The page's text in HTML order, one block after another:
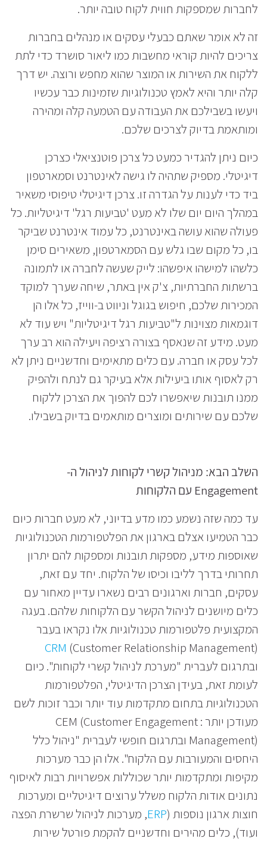
לחברות שמספקות חווית לקוח טובה יותר.
זה לא אומר שאתם כבעלי עסקים או מנהלים בחברות
צריכים להיות קוראי מחשבות כמו ליאור סושרד כדי לתת
ללקוח את השירות או המוצר שהוא מחפש ורוצה. יש דרך
קלה יותר והיא לאמץ טכנולוגיות שזמינות כבר עכשיו
ויעשו בשבילכם את העבודה עם הטמעה קלה ומהירה
ומותאמת בדיוק לצרכים שלכם.
כיום ניתן להגדיר כמעט כל צרכן פוטנציאלי כצרכן
דיגיטלי. מספיק שתהיה לו גישה לאינטרנט וסמארטפון
ביד כדי לענות על הגדרה זו. צרכן דיגיטלי טיפוסי משאיר
במהלך היום יום שלו לא מעט 'טביעות רגל' דיגיטליות. כל
פעולה שהוא עושה באינטרנט, כל עמוד אינטרנט שביקר
בו, כל מקום שבו גלש עם הסמארטפון, משאירים סימן
כלשהו למישהו איפשהו: לייק שעשה לחברה או לתמונה
ברשתות החברתיות, צ'ק אין באתר, שיחה שערך למוקד
המכירות שלכם, חיפוש בגוגל וניווט ב-ווייז, כל אלו הן
דוגמאות מצוינות ל"טביעות רגל דיגיטליות" ויש עוד לא
מעט. מידע זה שנאסף בצורה רציפה ויעילה הוא רב ערך
לכל עסק או חברה. עם כלים מתאימים וחדשניים ניתן לא
רק לאסוף אותו ביעילות אלא בעיקר גם לנתח ולהפיק
ממנו תובנות שיאפשרו לכם להפוך את הצרכן ללקוח
שלכם עם שירותים ומוצרים מותאמים בדיוק בשבילו.
השלב הבא: מניהול קשרי לקוחות לניהול ה-
Engagement עם הלקוחות
עד כמה שזה נשמע כמו מדע בדיוני, לא מעט חברות כיום
כבר הטמיעו אצלם בארגון את הפלטפורמות הטכנולוגיות
שאוספות מידע, מספקות תובנות ומספקות להם יתרון
תחרותי בדרך לליבו וכיסו של הלקוח. יחד עם זאת,
עסקים, חברות וארגונים רבים נשארו עדיין מאחור עם
כלים מיושנים לניהול הקשר עם הלקוחות שלהם. בעגה
המקצועית פלטפורמות טכנולוגיות אלו נקראו בעבר
(
CRM (Customer Relationship Management
ובתרגום לעברית "מערכת לניהול קשרי לקוחות". כיום
לעומת זאת, בעידן הצרכן הדיגיטלי, הפלטפורמות
הטכנולוגיות בתחום מתקדמות עוד יותר וכבר זוכות לשם
מעודכן יותר : CEM (Customer Engagement
Management) ובתרגום חופשי לעברית "ניהול כלל
היחסים והמעורבות עם הלקוח". אלו הן כבר מערכות
מקיפות ומתקדמות יותר שכוללות אפשרויות רבות לאיסוף
נתונים אודות הלקוח משלל ערוצים דיגיטליים ומערכות
חוצות ארגון נוספות (ERP, מערכות לניהול שרשרת הפצה
ועוד), כלים מהירים וחדשניים להקמת פורטל שירות